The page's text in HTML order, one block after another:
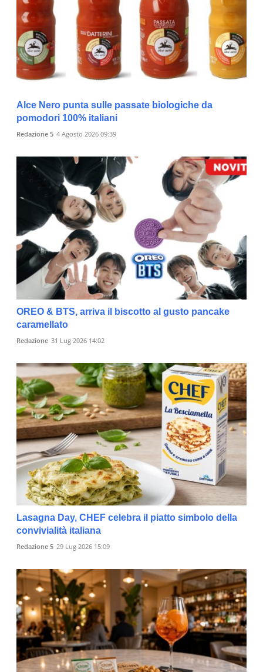
Alce Nero punta sulle passate biologiche da
pomodori 100% italiani
Redazione 5 4 Agosto 2026 09:39
OREO & BTS, arriva il biscotto al gusto pancake
caramellato
Redazione 31 Lug 2026 14:02
Lasagna Day, CHEF celebra il piatto simbolo della
convivialità italiana
Redazione 5 29 Lug 2026 15:09